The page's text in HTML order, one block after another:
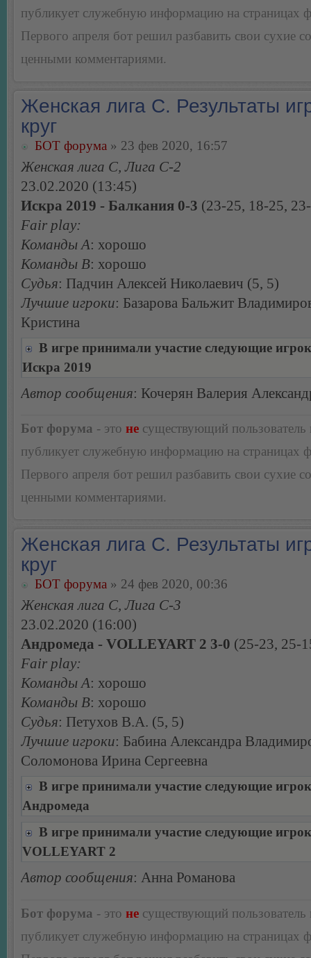
публикует служебную информацию на страницах
Первого апреля бот решил разбавить свои сухие
ценными комментариями.
Женская лига С. Результаты
круг
БОТ форума » 23 фев 2020, 16:57
Женская лига С, Лига С-2
23.02.2020 (13:45)
Искра 2019 - Балкания 0-3 (23-25, 18-25,
Fair play:
Команды А: хорошо
Команды В: хорошо
Судья: Падчин Алексей Николаевич (5, 5)
Лучшие игроки: Базарова Бальжит
Кристина
В игре принимали участие следующие
Искра 2019
Автор сообщения: Кочерян Валерия
Бот форума - это не существующий пользователь
публикует служебную информацию на страницах
Первого апреля бот решил разбавить свои сухие
ценными комментариями.
Женская лига С. Результаты
круг
БОТ форума » 24 фев 2020, 00:36
Женская лига С, Лига С-3
23.02.2020 (16:00)
Андромеда - VOLLEYART 2 3-0 (25-23, 25-
Fair play:
Команды А: хорошо
Команды В: хорошо
Судья: Петухов В.А. (5, 5)
Лучшие игроки: Бабина Александра
Соломонова Ирина Сергеевна
В игре принимали участие следующие
Андромеда
В игре принимали участие следующие
VOLLEYART 2
Автор сообщения: Анна Романова
Бот форума - это не существующий пользователь
публикует служебную информацию на страницах